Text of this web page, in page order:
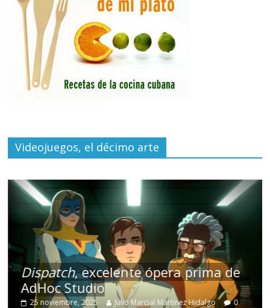
Videojuegos, el décimo arte
Dispatch, excelente ópera prima de
AdHoc Studio
25 noviembre, 2025 Julio Marcial Martínez Hidalgo 0